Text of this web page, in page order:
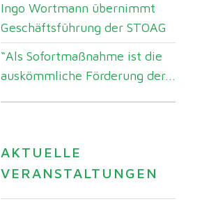
Ingo Wortmann übernimmt
Geschäftsführung der STOAG
“Als Sofortmaßnahme ist die
auskömmliche Förderung der...
AKTUELLE
VERANSTALTUNGEN